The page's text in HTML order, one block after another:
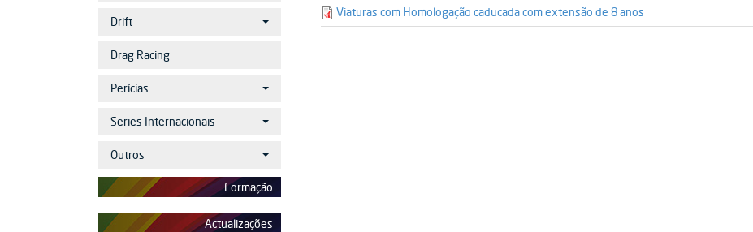
Drift
Drag Racing
Perícias
Series Internacionais
Outros
Formação
Actualizações
21908-
viaturas_homologacao_caducada_8anos_29.05.2019.pdf
Viaturas com Homologação caducada com extensão de 8 anos